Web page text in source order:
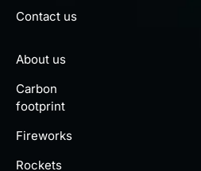
Contact us
About us
Carbon
footprint
Fireworks
Rockets